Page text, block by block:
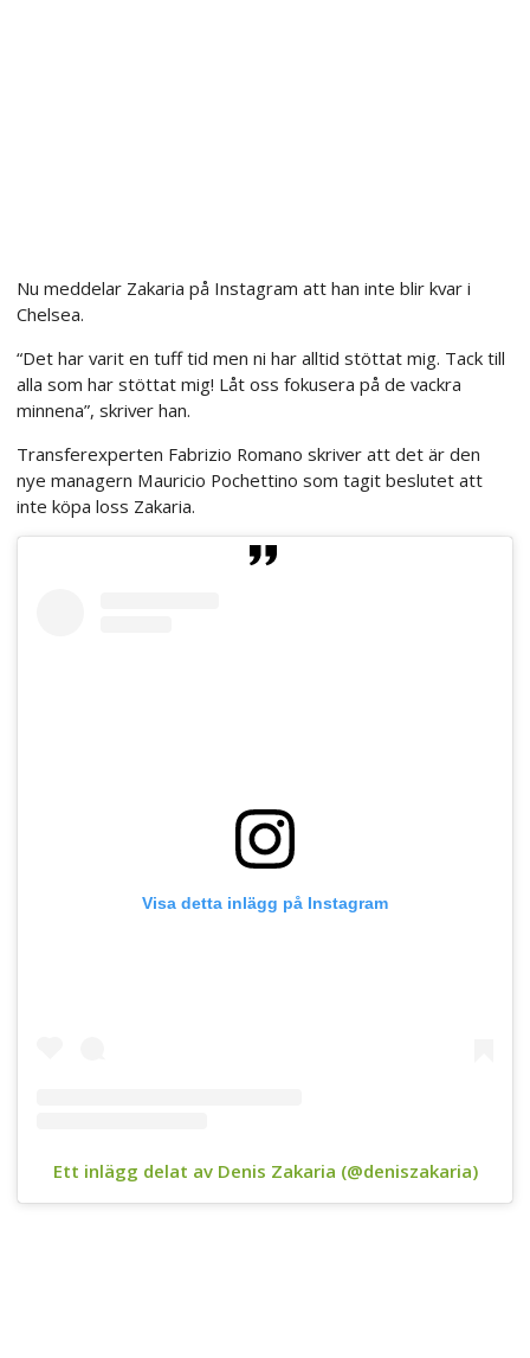
Nu meddelar Zakaria på Instagram att han inte blir kvar i
Chelsea.
“Det har varit en tuff tid men ni har alltid stöttat mig. Tack till
alla som har stöttat mig! Låt oss fokusera på de vackra
minnena”, skriver han.
Transferexperten Fabrizio Romano skriver att det är den
nye managern Mauricio Pochettino som tagit beslutet att
inte köpa loss Zakaria.
Visa detta inlägg på Instagram
Ett inlägg delat av Denis Zakaria (@deniszakaria)